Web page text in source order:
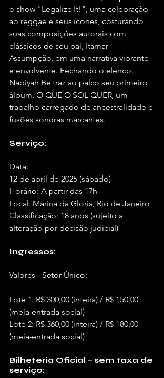
o show "Legalize It!", uma celebração
ao reggae e seus ícones, costurando
suas composições autorais com
clássicos de seu pai, Itamar
Assumpção, em uma narrativa vibrante
e envolvente. Fechando o elenco,
Nabiyah Be traz ao palco seu primeiro
álbum, O QUE O SOL QUER, um
trabalho carregado de ancestralidade e
fusões sonoras marcantes.
Serviço:
Data:
12 de abril de 2025 (sábado)
Horário: A partir das 17h
Local: Marina da Glória, Rio de Janeiro
Classificação: 18 anos (sujeito a
alteração por decisão judicial)
Ingressos:
Valores - Setor Único:
Lote 1: R$ 300,00 (inteira) / R$ 150,00
(meia-entrada social)
Lote 2: R$ 360,00 (inteira) / R$ 180,00
(meia-entrada social)
Bilheteria Oficial – sem taxa de
serviço: